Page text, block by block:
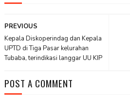
PREVIOUS
Kepala Diskoperindag dan Kepala
UPTD di Tiga Pasar kelurahan
Tubaba, terindikasi langgar UU KIP
POST A COMMENT